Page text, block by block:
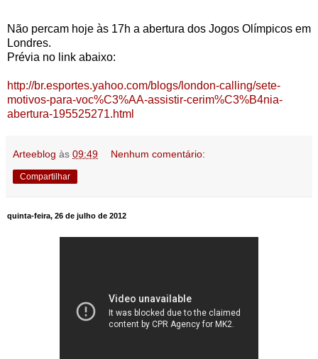
Não percam hoje às 17h a abertura dos Jogos Olímpicos em
Londres.
Prévia no link abaixo:
http://br.esportes.yahoo.com/blogs/london-calling/sete-
motivos-para-voc%C3%AA-assistir-cerim%C3%B4nia-
abertura-195525271.html
Arteeblog às 09:49 Nenhum comentário:
Compartilhar
quinta-feira, 26 de julho de 2012